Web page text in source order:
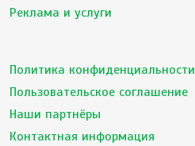
Реклама и услуги
Политика конфиденциальности
Пользовательское соглашение
Наши партнёры
Контактная информация